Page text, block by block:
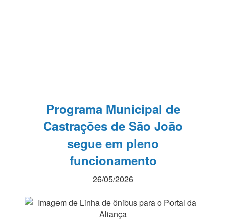
Programa Municipal de
Castrações de São João
segue em pleno
funcionamento
26/05/2026